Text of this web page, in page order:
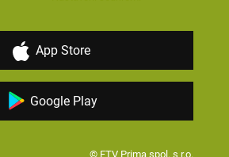
App Store
Google Play
© FTV Prima spol. s r.o.